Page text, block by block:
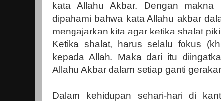
kata Allahu Akbar. Dengan
dipahami bahwa kata Allahu akbar
mengajarkan kita agar ketika shalat
Ketika shalat, harus selalu fokus
kepada Allah. Maka dari itu
Allahu Akbar dalam setiap ganti
Dalam kehidupan sehari-hari di